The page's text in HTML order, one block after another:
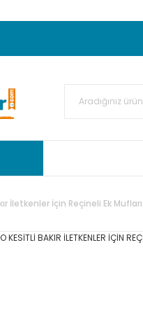
KARGO BEDAVA
İletkenler İçin Reçineli Ek Mufları